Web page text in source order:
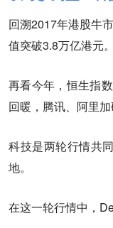
回溯2017年港股牛
值突破3.8万亿港元。
再看今年，恒生指
回暖，腾讯、阿里
科技是两轮行情共
地。
在这一轮行情中，